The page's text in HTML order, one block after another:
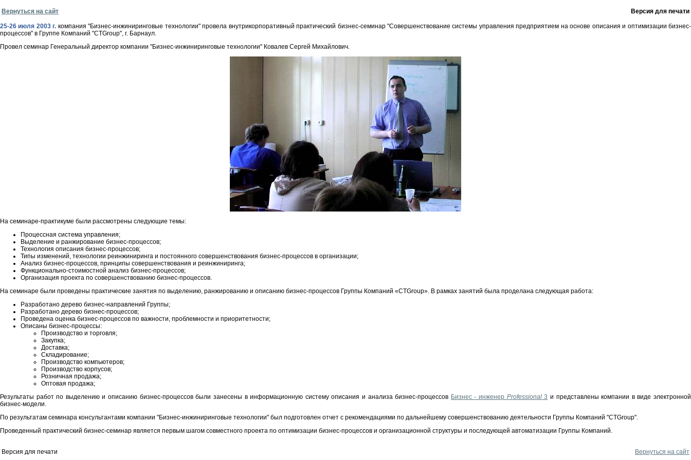
Вернуться на сайт Версия для печати
25-26 июля 2003 г. компания "Бизнес-инжиниринговые технологии" провела внутрикорпоративный практический бизнес-семинар "Совершенствование системы управления предприятием на основе описания и оптимизации бизнес-
процессов" в Группе Компаний "CTGroup", г. Барнаул.
Провел семинар Генеральный директор компании "Бизнес-инжиниринговые технологии" Ковалев Сергей Михайлович.
На семинаре-практикуме были рассмотрены следующие темы:
Процессная система управления;
Выделение и ранжирование бизнес-процессов;
Технология описания бизнес-процессов;
Типы изменений, технологии реинжиниринга и постоянного совершенствования бизнес-процессов в организации;
Анализ бизнес-процессов, принципы совершенствования и реинжиниринга;
Функционально-стоимостной анализ бизнес-процессов;
Организация проекта по совершенствованию бизнес-процессов.
На семинаре были проведены практические занятия по выделению, ранжированию и описанию бизнес-процессов Группы Компаний «CTGroup». В рамках занятий была проделана следующая работа:
Разработано дерево бизнес-направлений Группы;
Разработано дерево бизнес-процессов;
Проведена оценка бизнес-процессов по важности, проблемности и приоритетности;
Описаны бизнес-процессы:
Производство и торговля;
Закупка;
Доставка;
Складирование;
Производство компьютеров;
Производство корпусов;
Розничная продажа;
Оптовая продажа;
Результаты работ по выделению и описанию бизнес-процессов были занесены в информационную систему описания и анализа бизнес-процессов Бизнес - инженер Professional3 и представлены компании в виде электронной
бизнес-модели.
По результатам семинара консультантами компании "Бизнес-инжиниринговые технологии" был подготовлен отчет с рекомендациями по дальнейшему совершенствованию деятельности Группы Компаний "CTGroup".
Проведенный практический бизнес-семинар является первым шагом совместного проекта по оптимизации бизнес-процессов и организационной структуры и последующей автоматизации Группы Компаний.
Версия для печати Вернуться на сайт